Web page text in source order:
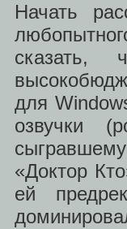
Начать
для
озвучки
«Доктор
ей